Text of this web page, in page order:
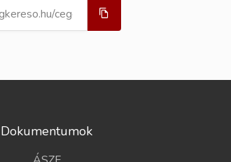
Dokumentumok